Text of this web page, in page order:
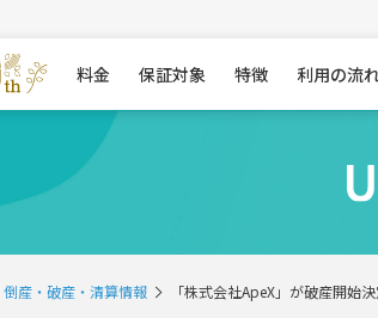
料金 保証対象 特徴 利用の流
倒産・破産・清算情報 「株式会社ApeX」が破産開始